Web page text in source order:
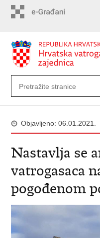
Objavljeno: 06.01.2021.
Nastavlja se
vatrogasaca
pogođenom